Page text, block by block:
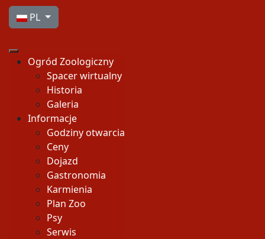
Wybierz swój język
PL
Ogród Zoologiczny
Spacer wirtualny
Historia
Galeria
Informacje
Godziny otwarcia
Ceny
Dojazd
Gastronomia
Karmienia
Plan Zoo
Psy
Serwis